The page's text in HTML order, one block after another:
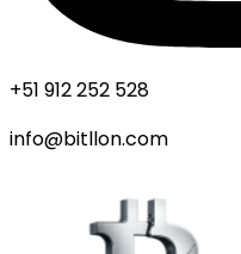
+51 912 252 528
info@bitllon.com